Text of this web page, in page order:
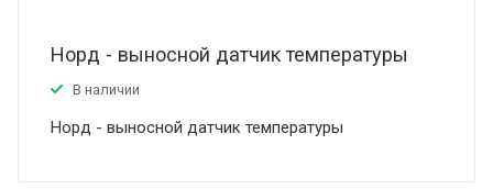
Норд - выносной датчик температуры
В наличии
Норд - выносной датчик температуры